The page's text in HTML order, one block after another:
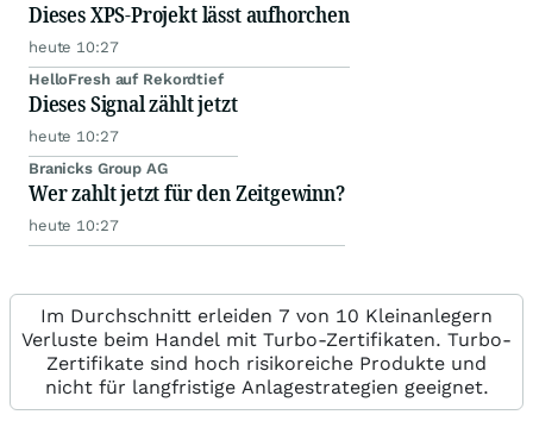
Dieses XPS-Projekt lässt aufhorchen
heute 10:27
HelloFresh auf Rekordtief
Dieses Signal zählt jetzt
heute 10:27
Branicks Group AG
Wer zahlt jetzt für den Zeitgewinn?
heute 10:27
Im Durchschnitt erleiden 7 von 10 Kleinanlegern
Verluste beim Handel mit Turbo-Zertifikaten. Turbo-
Zertifikate sind hoch risikoreiche Produkte und
nicht für langfristige Anlagestrategien geeignet.